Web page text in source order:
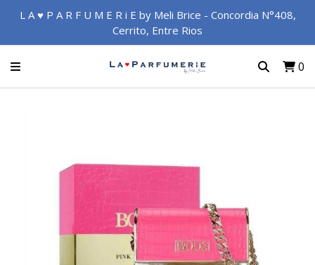
L A ♥ P A R F U M E R i E by Meli Brice - Concordia N°408,
Cerrito, Entre Rios
0